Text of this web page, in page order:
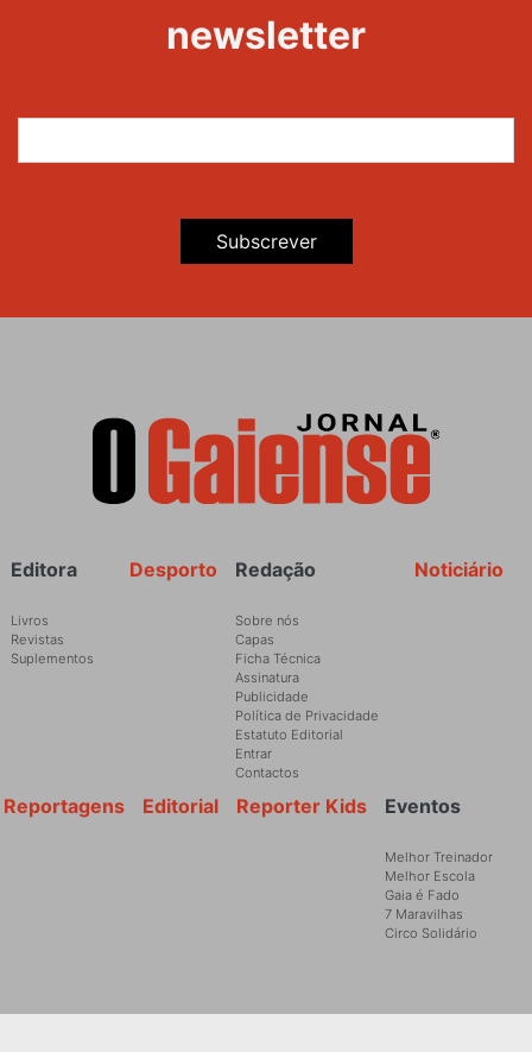
newsletter
Subscrever
Rodapé Noticiário
Redação
Sobre nós
Capas
Ficha Técnica
Assinatura
Publicidade
Política de Privacidade
Estatuto Editorial
Entrar
Contactos
Desporto
Editora
Livros
Revistas
Suplementos
Eventos
Melhor Treinador
Melhor Escola
Gaia é Fado
7 Maravilhas
Circo Solidário
Reporter Kids
Editorial
Reportagens